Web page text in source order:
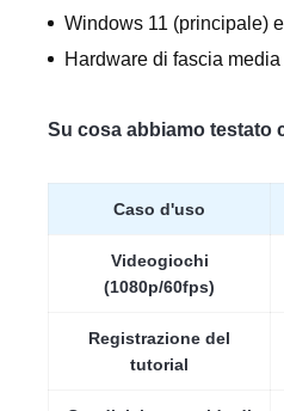
Windows 11 (principale)
Hardware di fascia
Su cosa abbiamo testato
Caso d'uso
Videogiochi
(1080p/60fps)
Registrazione del
tutorial